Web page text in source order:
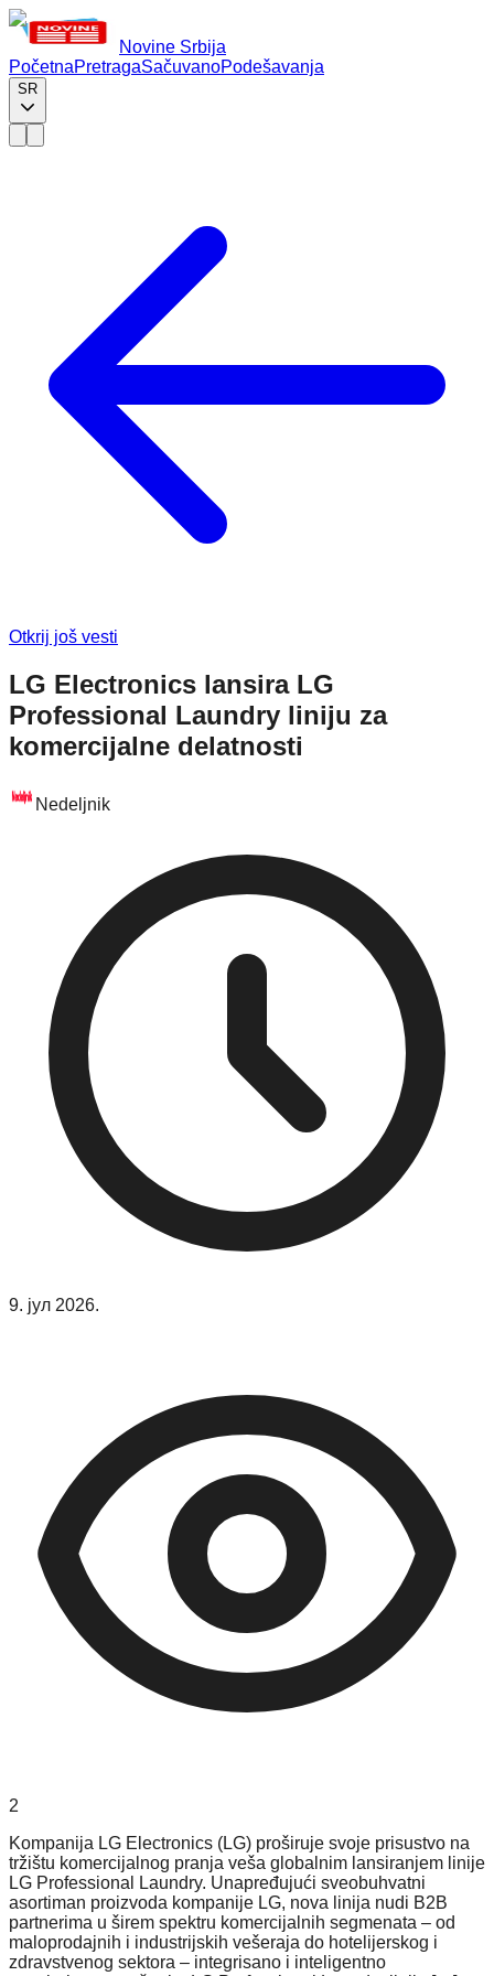
Novine Srbija
PočetnaPretragaSačuvanoPodešavanja
SR
Otkrij još vesti
LG Electronics lansira LG
Professional Laundry liniju za
komercijalne delatnosti
Nedeljnik
9. јул 2026.
2
Kompanija LG Electronics (LG) proširuje svoje prisustvo na
tržištu komercijalnog pranja veša globalnim lansiranjem linije
LG Professional Laundry. Unapređujući sveobuhvatni
asortiman proizvoda kompanije LG, nova linija nudi B2B
partnerima u širem spektru komercijalnih segmenata – od
maloprodajnih i industrijskih vešeraja do hotelijerskog i
zdravstvenog sektora – integrisano i inteligentno